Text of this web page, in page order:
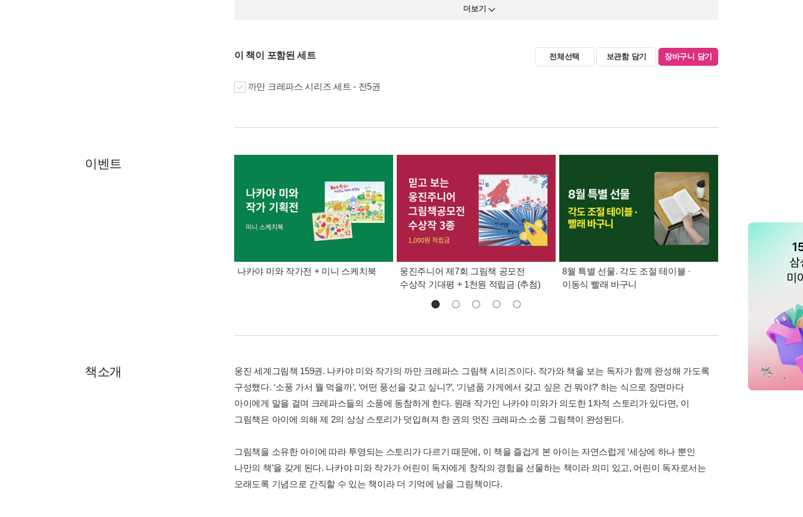
더보기
이 책이 포함된 세트 전체선택 보관함 담기 장바구니 담기
까만 크레파스 시리즈 세트 - 전5권
이벤트
나카야 미와 작가전 + 미니 스케치북
웅진주니어 제7회 그림책 공모전
수상작 기대평 + 1천원 적립금 (추첨)
8월 특별 선물. 각도 조절 테이블 ·
이동식 빨래 바구니
가장 빠르게 받아보
책소개
웅진 세계그림책 159권. 나카야 미와 작가의 까만 크레파스 그림책 시리즈이다. 작가와 책을 보는 독자가 함께 완성해 가도록
구성했다. ‘소풍 가서 뭘 먹을까’, ‘어떤 풍선을 갖고 싶니?’, ‘기념품 가게에서 갖고 싶은 건 뭐야?’ 하는 식으로 장면마다
아이에게 말을 걸며 크레파스들의 소풍에 동참하게 한다. 원래 작가인 나카야 미와가 의도한 1차적 스토리가 있다면, 이
그림책은 아이에 의해 제 2의 상상 스토리가 덧입혀져 한 권의 멋진 크레파스 소풍 그림책이 완성된다.
그림책을 소유한 아이에 따라 투영되는 스토리가 다르기 때문에, 이 책을 즐겁게 본 아이는 자연스럽게 ‘세상에 하나 뿐인
나만의 책’을 갖게 된다. 나카야 미와 작가가 어린이 독자에게 창작의 경험을 선물하는 책이라 의미 있고, 어린이 독자로서는
오래도록 기념으로 간직할 수 있는 책이라 더 기억에 남을 그림책이다.